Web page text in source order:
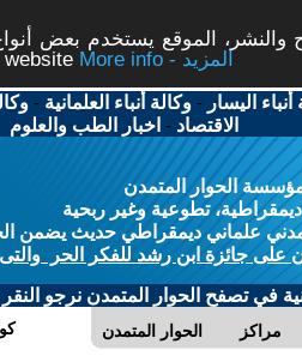
الموقع يستخدم بعض
More info - المزيد
أنباء اليسار -وكالة أنباء العلمانية -
الاقتصاد - اخبار الطب والعلوم
الحوار المتمدن
تطوعية وغير ربحية
علماني ديمقراطي حديث يضمن
على جائزة ابن رشد للفكر الحر والتى
في تصفح الحوار المتمدن نرجو النقر
الحوار المتمدن مراكز